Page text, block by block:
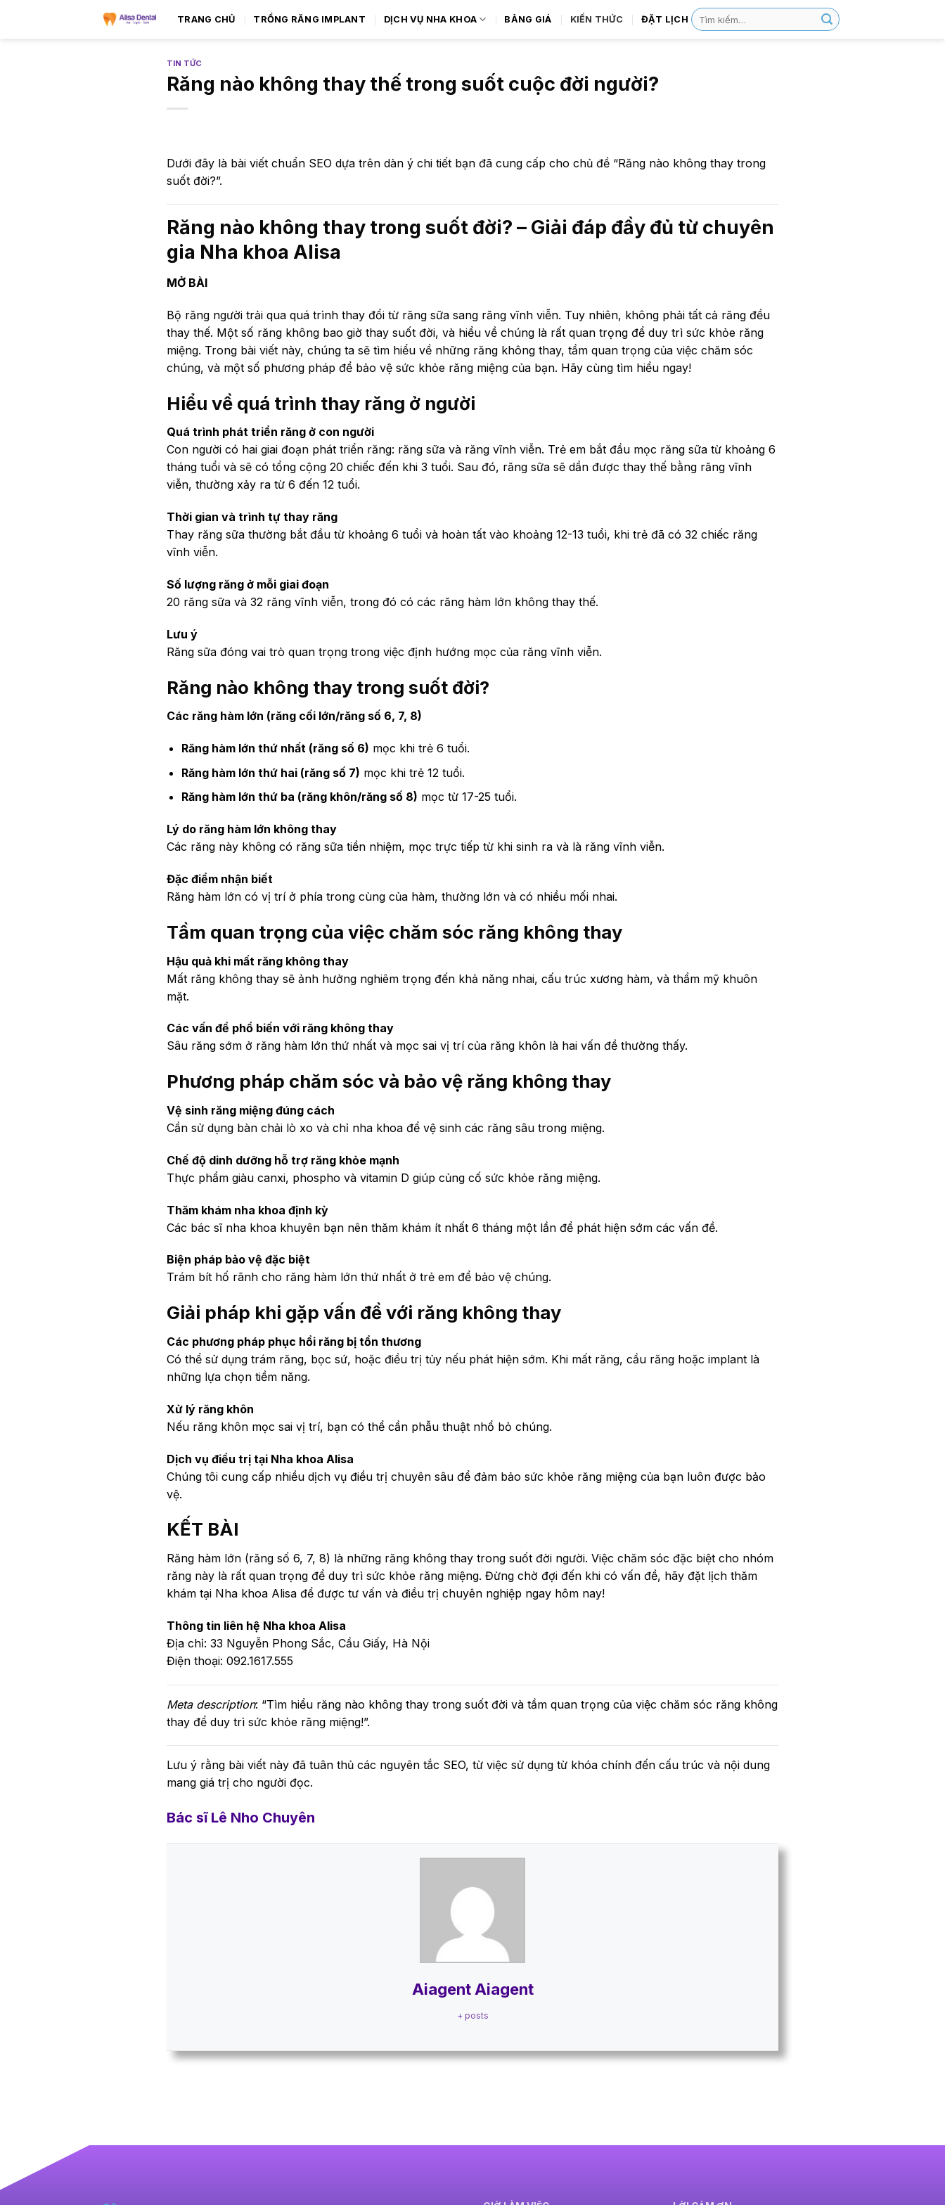
TRANG CHỦ TRỒNG RĂNG IMPLANT DỊCH VỤ NHA KHOA BẢNG GIÁ KIẾN THỨC ĐẶT LỊCH
TIN TỨC
Răng nào không thay thế trong suốt cuộc đời người?
Dưới đây là bài viết chuẩn SEO dựa trên dàn ý chi tiết bạn đã cung cấp cho chủ đề “Răng nào không thay trong
suốt đời?”.
Răng nào không thay trong suốt đời? – Giải đáp đầy đủ từ chuyên
gia Nha khoa Alisa
MỞ BÀI
Bộ răng người trải qua quá trình thay đổi từ răng sữa sang răng vĩnh viễn. Tuy nhiên, không phải tất cả răng đều
thay thế. Một số răng không bao giờ thay suốt đời, và hiểu về chúng là rất quan trọng để duy trì sức khỏe răng
miệng. Trong bài viết này, chúng ta sẽ tìm hiểu về những răng không thay, tầm quan trọng của việc chăm sóc
chúng, và một số phương pháp để bảo vệ sức khỏe răng miệng của bạn. Hãy cùng tìm hiểu ngay!
Hiểu về quá trình thay răng ở người
Quá trình phát triển răng ở con người
Con người có hai giai đoạn phát triển răng: răng sữa và răng vĩnh viễn. Trẻ em bắt đầu mọc răng sữa từ khoảng 6
tháng tuổi và sẽ có tổng cộng 20 chiếc đến khi 3 tuổi. Sau đó, răng sữa sẽ dần được thay thế bằng răng vĩnh
viễn, thường xảy ra từ 6 đến 12 tuổi.
Thời gian và trình tự thay răng
Thay răng sữa thường bắt đầu từ khoảng 6 tuổi và hoàn tất vào khoảng 12-13 tuổi, khi trẻ đã có 32 chiếc răng
vĩnh viễn.
Số lượng răng ở mỗi giai đoạn
20 răng sữa và 32 răng vĩnh viễn, trong đó có các răng hàm lớn không thay thế.
Lưu ý
Răng sữa đóng vai trò quan trọng trong việc định hướng mọc của răng vĩnh viễn.
Răng nào không thay trong suốt đời?
Các răng hàm lớn (răng cối lớn/răng số 6, 7, 8)
Răng hàm lớn thứ nhất (răng số 6) mọc khi trẻ 6 tuổi.
Răng hàm lớn thứ hai (răng số 7) mọc khi trẻ 12 tuổi.
Răng hàm lớn thứ ba (răng khôn/răng số 8) mọc từ 17-25 tuổi.
Lý do răng hàm lớn không thay
Các răng này không có răng sữa tiền nhiệm, mọc trực tiếp từ khi sinh ra và là răng vĩnh viễn.
Đặc điểm nhận biết
Răng hàm lớn có vị trí ở phía trong cùng của hàm, thường lớn và có nhiều mối nhai.
Tầm quan trọng của việc chăm sóc răng không thay
Hậu quả khi mất răng không thay
Mất răng không thay sẽ ảnh hưởng nghiêm trọng đến khả năng nhai, cấu trúc xương hàm, và thẩm mỹ khuôn
mặt.
Các vấn đề phổ biến với răng không thay
Sâu răng sớm ở răng hàm lớn thứ nhất và mọc sai vị trí của răng khôn là hai vấn đề thường thấy.
Phương pháp chăm sóc và bảo vệ răng không thay
Vệ sinh răng miệng đúng cách
Cần sử dụng bàn chải lò xo và chỉ nha khoa để vệ sinh các răng sâu trong miệng.
Chế độ dinh dưỡng hỗ trợ răng khỏe mạnh
Thực phẩm giàu canxi, phospho và vitamin D giúp củng cố sức khỏe răng miệng.
Thăm khám nha khoa định kỳ
Các bác sĩ nha khoa khuyên bạn nên thăm khám ít nhất 6 tháng một lần để phát hiện sớm các vấn đề.
Biện pháp bảo vệ đặc biệt
Trám bít hố rãnh cho răng hàm lớn thứ nhất ở trẻ em để bảo vệ chúng.
Giải pháp khi gặp vấn đề với răng không thay
Các phương pháp phục hồi răng bị tổn thương
Có thể sử dụng trám răng, bọc sứ, hoặc điều trị tủy nếu phát hiện sớm. Khi mất răng, cầu răng hoặc implant là
những lựa chọn tiềm năng.
Xử lý răng khôn
Nếu răng khôn mọc sai vị trí, bạn có thể cần phẫu thuật nhổ bỏ chúng.
Dịch vụ điều trị tại Nha khoa Alisa
Chúng tôi cung cấp nhiều dịch vụ điều trị chuyên sâu để đảm bảo sức khỏe răng miệng của bạn luôn được bảo
vệ.
KẾT BÀI
Răng hàm lớn (răng số 6, 7, 8) là những răng không thay trong suốt đời người. Việc chăm sóc đặc biệt cho nhóm
răng này là rất quan trọng để duy trì sức khỏe răng miệng. Đừng chờ đợi đến khi có vấn đề, hãy đặt lịch thăm
khám tại Nha khoa Alisa để được tư vấn và điều trị chuyên nghiệp ngay hôm nay!
Thông tin liên hệ Nha khoa Alisa
Địa chỉ: 33 Nguyễn Phong Sắc, Cầu Giấy, Hà Nội
Điện thoại: 092.1617.555
Meta description: “Tìm hiểu răng nào không thay trong suốt đời và tầm quan trọng của việc chăm sóc răng không
thay để duy trì sức khỏe răng miệng!”.
Lưu ý rằng bài viết này đã tuân thủ các nguyên tắc SEO, từ việc sử dụng từ khóa chính đến cấu trúc và nội dung
mang giá trị cho người đọc.
Bác sĩ Lê Nho Chuyên
Aiagent Aiagent
+ posts